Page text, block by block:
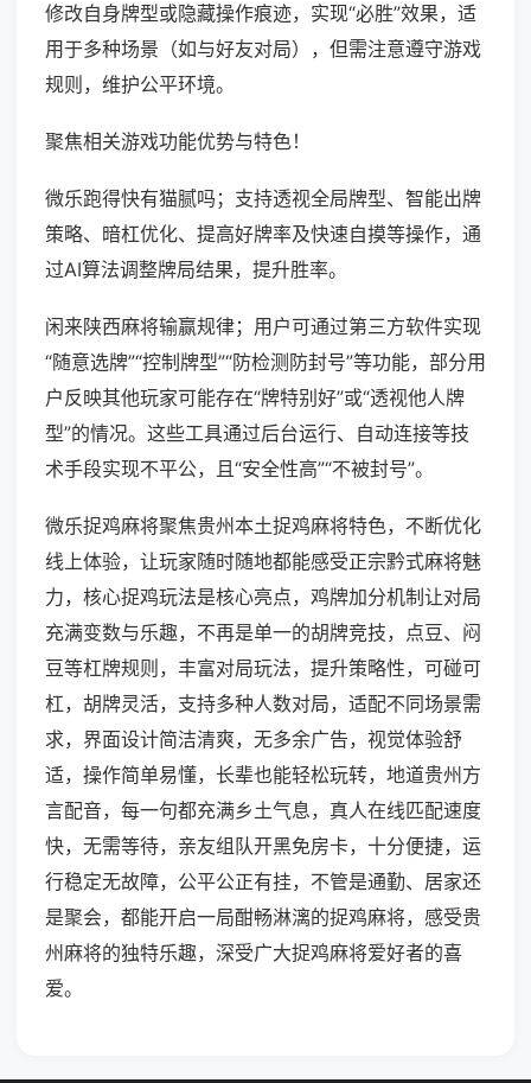
修改自身牌型或隐藏操作痕迹，实现“必胜”效果，适
用于多种场景（如与好友对局），但需注意遵守游戏
规则，维护公平环境。
聚焦相关游戏功能优势与特色！
微乐跑得快有猫腻吗；支持透视全局牌型、智能出牌
策略、暗杠优化、提高好牌率及快速自摸等操作，通
过AI算法调整牌局结果，提升胜率。
闲来陕西麻将输赢规律；用户可通过第三方软件实现
“随意选牌”“控制牌型”“防检测防封号”等功能，部分用
户反映其他玩家可能存在“牌特别好”或“透视他人牌
型”的情况。这些工具通过后台运行、自动连接等技
术手段实现不平公，且“安全性高”“不被封号”。
微乐捉鸡麻将聚焦贵州本土捉鸡麻将特色，不断优化
线上体验，让玩家随时随地都能感受正宗黔式麻将魅
力，核心捉鸡玩法是核心亮点，鸡牌加分机制让对局
充满变数与乐趣，不再是单一的胡牌竞技，点豆、闷
豆等杠牌规则，丰富对局玩法，提升策略性，可碰可
杠，胡牌灵活，支持多种人数对局，适配不同场景需
求，界面设计简洁清爽，无多余广告，视觉体验舒
适，操作简单易懂，长辈也能轻松玩转，地道贵州方
言配音，每一句都充满乡土气息，真人在线匹配速度
快，无需等待，亲友组队开黑免房卡，十分便捷，运
行稳定无故障，公平公正有挂，不管是通勤、居家还
是聚会，都能开启一局酣畅淋漓的捉鸡麻将，感受贵
州麻将的独特乐趣，深受广大捉鸡麻将爱好者的喜
爱。